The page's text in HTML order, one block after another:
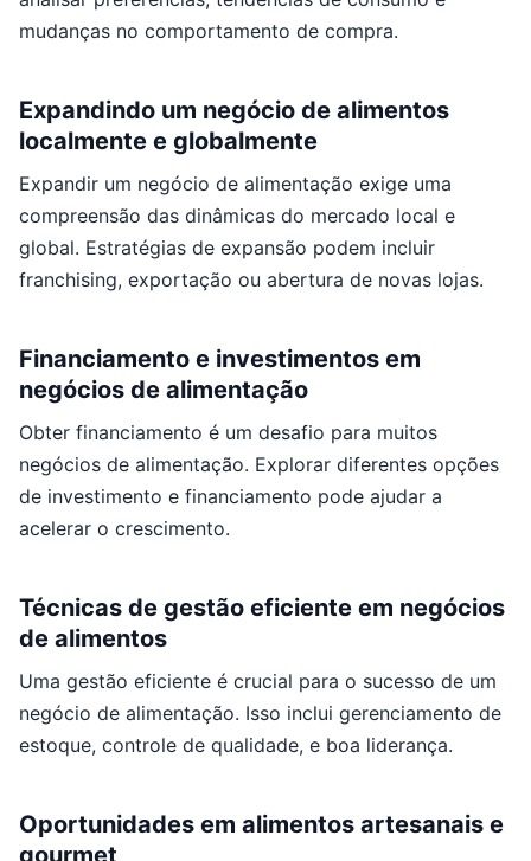
mudanças no comportamento de compra.
Expandindo um negócio de alimentos
localmente e globalmente
Expandir um negócio de alimentação exige uma
compreensão das dinâmicas do mercado local e
global. Estratégias de expansão podem incluir
franchising, exportação ou abertura de novas lojas.
Financiamento e investimentos em
negócios de alimentação
Obter financiamento é um desafio para muitos
negócios de alimentação. Explorar diferentes opções
de investimento e financiamento pode ajudar a
acelerar o crescimento.
Técnicas de gestão eficiente em negócios
de alimentos
Uma gestão eficiente é crucial para o sucesso de um
negócio de alimentação. Isso inclui gerenciamento de
estoque, controle de qualidade, e boa liderança.
Oportunidades em alimentos artesanais e
gourmet